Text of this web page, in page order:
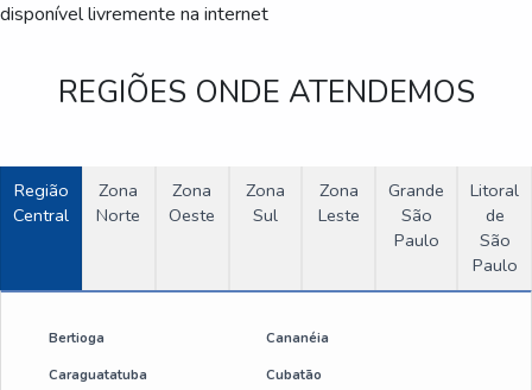
disponível livremente na internet
REGIÕES ONDE ATENDEMOS
Região
Central
Zona
Norte
Zona
Oeste
Zona
Sul
Zona
Leste
Grande
São
Paulo
Litoral
de
São
Paulo
Bertioga Cananéia
Caraguatatuba Cubatão